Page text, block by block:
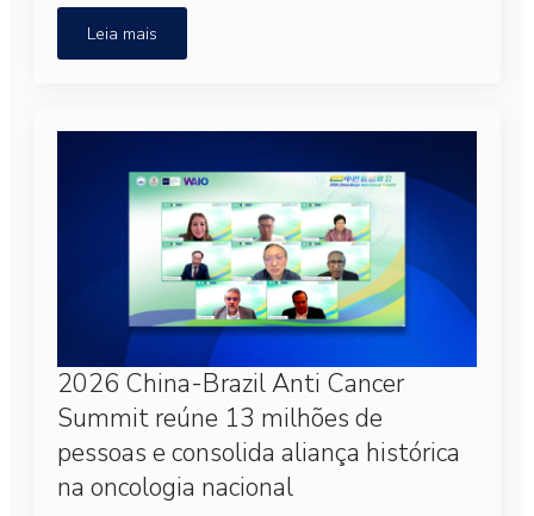
Leia mais
2026 China-Brazil Anti Cancer
Summit reúne 13 milhões de
pessoas e consolida aliança histórica
na oncologia nacional